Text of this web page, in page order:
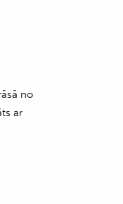
no
ar